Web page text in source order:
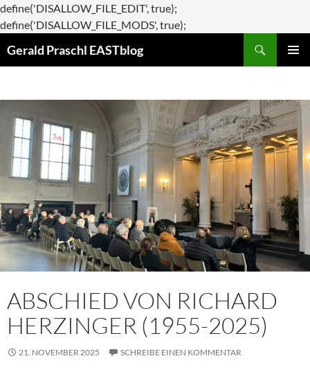
define('DISALLOW_FILE_EDIT', true);
define('DISALLOW_FILE_MODS', true);
Gerald Praschl EASTblog
ABSCHIED VON RICHARD
HERZINGER (1955-2025)
21. NOVEMBER 2025 SCHREIBE EINEN KOMMENTAR